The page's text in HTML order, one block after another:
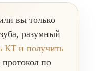
вы только
разумный
КТ и получить
по